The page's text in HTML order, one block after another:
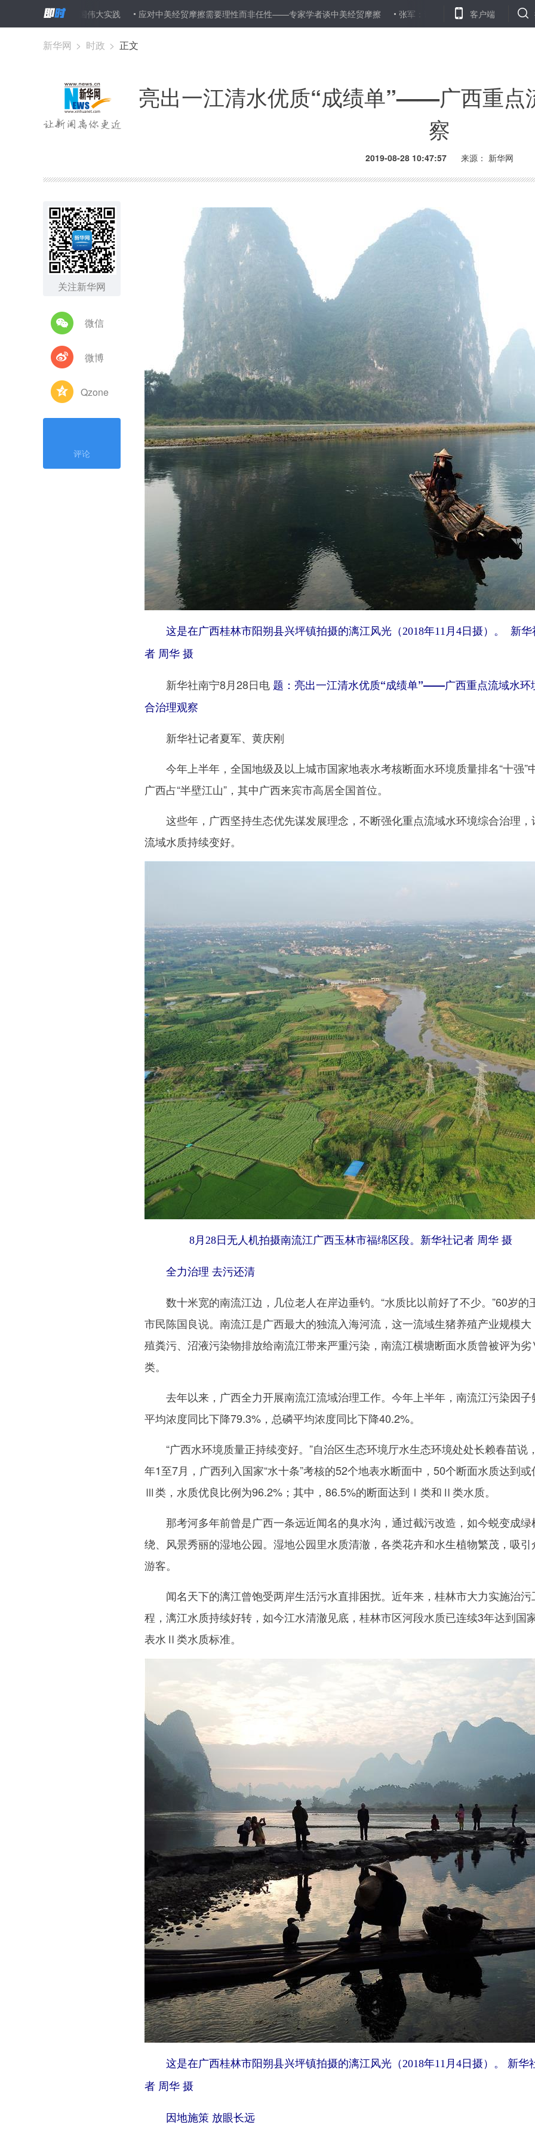
治国伟大实践 应对中美经贸摩擦需要理性而非任性——专家学者谈中美经贸摩擦 张军：讲政治抓业务强队伍 持续做优做强刑事检察工
客户端
新华网 > 时政 > 正文
亮出一江清水优质“成绩单”——广西重点
察
2019-08-28 10:47:57 来源： 新华网
关注新华网
微信
微博
Qzone
评论
这是在广西桂林市阳朔县兴坪镇拍摄的漓江风光（2018年11月4日摄）。 新华
者 周华 摄
新华社南宁8月28日电 题：亮出一江清水优质“成绩单”——广西重点流域水环
合治理观察
新华社记者夏军、黄庆刚
今年上半年，全国地级及以上城市国家地表水考核断面水环境质量排名“十强”
广西占“半壁江山”，其中广西来宾市高居全国首位。
这些年，广西坚持生态优先谋发展理念，不断强化重点流域水环境综合治理，
流域水质持续变好。
8月28日无人机拍摄南流江广西玉林市福绵区段。新华社记者 周华 摄
全力治理 去污还清
数十米宽的南流江边，几位老人在岸边垂钓。“水质比以前好了不少。”60岁的
市民陈国良说。南流江是广西最大的独流入海河流，这一流域生猪养殖产业规模大
殖粪污、沼液污染物排放给南流江带来严重污染，南流江横塘断面水质曾被评为
类。
去年以来，广西全力开展南流江流域治理工作。今年上半年，南流江污染因子
平均浓度同比下降79.3%，总磷平均浓度同比下降40.2%。
“广西水环境质量正持续变好。”自治区生态环境厅水生态环境处处长赖春苗说
年1至7月，广西列入国家“水十条”考核的52个地表水断面中，50个断面水质达到或
Ⅲ类，水质优良比例为96.2%；其中，86.5%的断面达到Ⅰ类和Ⅱ类水质。
那考河多年前曾是广西一条远近闻名的臭水沟，通过截污改造，如今蜕变成绿
绕、风景秀丽的湿地公园。湿地公园里水质清澈，各类花卉和水生植物繁茂，吸引
游客。
闻名天下的漓江曾饱受两岸生活污水直排困扰。近年来，桂林市大力实施治污
程，漓江水质持续好转，如今江水清澈见底，桂林市区河段水质已连续3年达到国
表水Ⅱ类水质标准。
这是在广西桂林市阳朔县兴坪镇拍摄的漓江风光（2018年11月4日摄）。 新华
者 周华 摄
因地施策 放眼长远